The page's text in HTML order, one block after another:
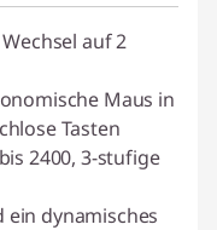
auf 2
Maus in
Tasten
2400, 3-stufige
dynamisches